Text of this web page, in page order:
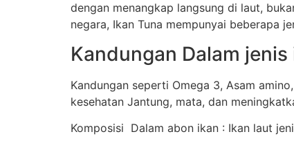
dengan menangkap langsung di laut,
negara, Ikan Tuna mempunyai beberapa
Kandungan Dalam
Kandungan seperti Omega 3, Asam
kesehatan Jantung, mata, dan
Komposisi Dalam abon ikan : Ikan laut